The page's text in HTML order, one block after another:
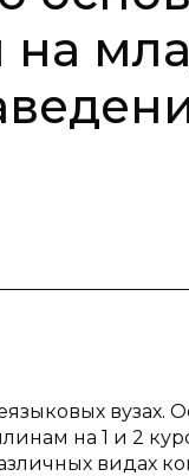
на
вузах.
на 1 и 2
видах